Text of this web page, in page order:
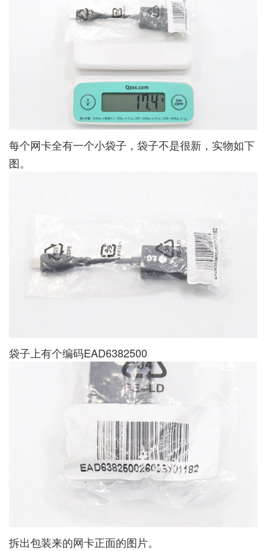
每个网卡全有一个小袋子，袋子不是很新，实物如下
图。
袋子上有个编码EAD6382500
拆出包装来的网卡正面的图片。